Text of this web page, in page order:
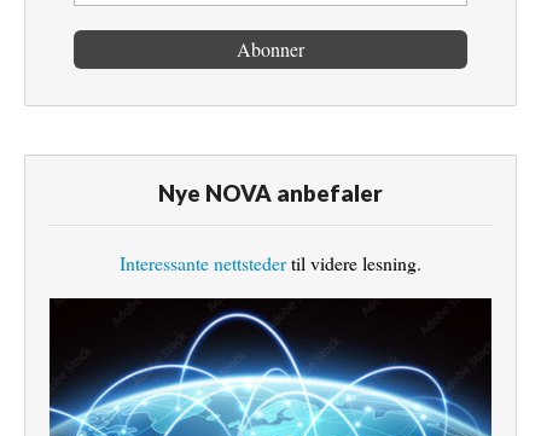
Nye NOVA anbefaler
Interessante nettstedertil videre lesning.